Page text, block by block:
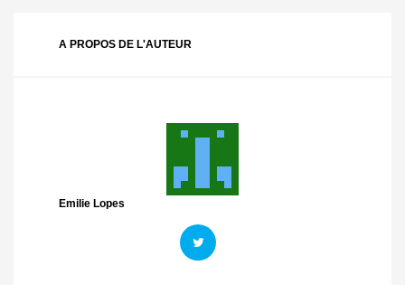
A PROPOS DE L'AUTEUR
Emilie Lopes